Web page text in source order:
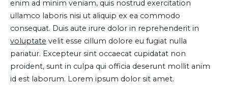
enim ad minim veniam, quis nostrud exercitation
ullamco laboris nisi ut aliquip ex ea commodo
consequat. Duis aute irure dolor in reprehenderit in
voluptate velit esse cillum dolore eu fugiat nulla
pariatur. Excepteur sint occaecat cupidatat non
proident, sunt in culpa qui officia deserunt mollit anim
id est laborum. Lorem ipsum dolor sit amet.